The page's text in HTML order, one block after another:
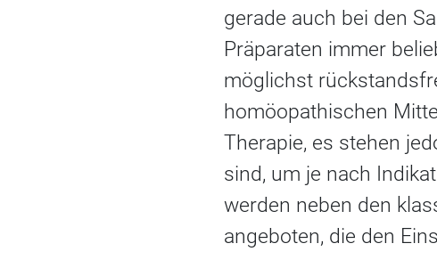
gerade auch bei den
Präparaten immer
möglichst
homöopathischen
Therapie, es stehen
sind, um je nach
werden neben den
angeboten, die den